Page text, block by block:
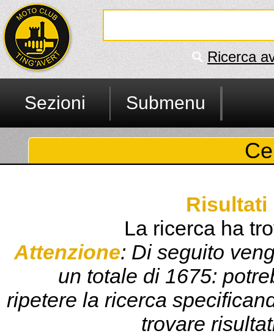
Ricerca
Sezioni Submenu
Risultati
La ricerca ha
Attenzione: Di seguito
un totale di 1675:
ripetere la ricerca
trovare